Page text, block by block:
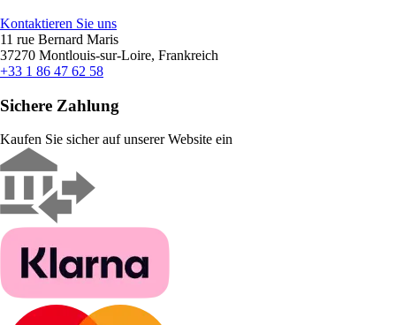
Kontaktieren Sie uns
11 rue Bernard Maris
37270 Montlouis-sur-Loire, Frankreich
+33 1 86 47 62 58
Sichere Zahlung
Kaufen Sie sicher auf unserer Website ein